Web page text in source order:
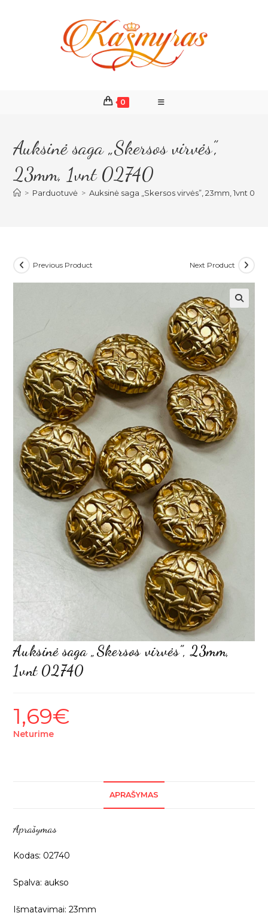
0
Auksinė saga „Skersos virvės”,
23mm, 1vnt 02740
> Parduotuvė > Auksinė saga „Skersos virvės”, 23mm, 1vnt
Previous Product Next Product
Auksinė saga „Skersos virvės”, 23mm,
1vnt 02740
1,69€
Neturime
APRAŠYMAS
Aprašymas
Kodas: 02740
Spalva: aukso
Išmatavimai: 23mm